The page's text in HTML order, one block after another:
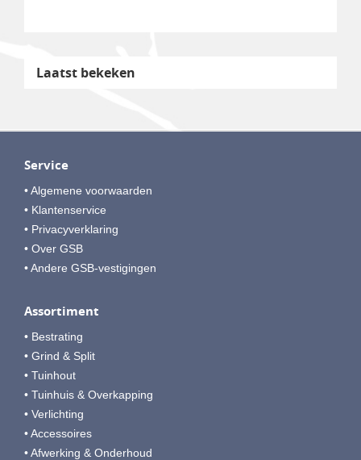
Laatst bekeken
Service
• Algemene voorwaarden
• Klantenservice
• Privacyverklaring
• Over GSB
• Andere GSB-vestigingen
Assortiment
• Bestrating
• Grind & Split
• Tuinhout
• Tuinhuis & Overkapping
• Verlichting
• Accessoires
• Afwerking & Onderhoud